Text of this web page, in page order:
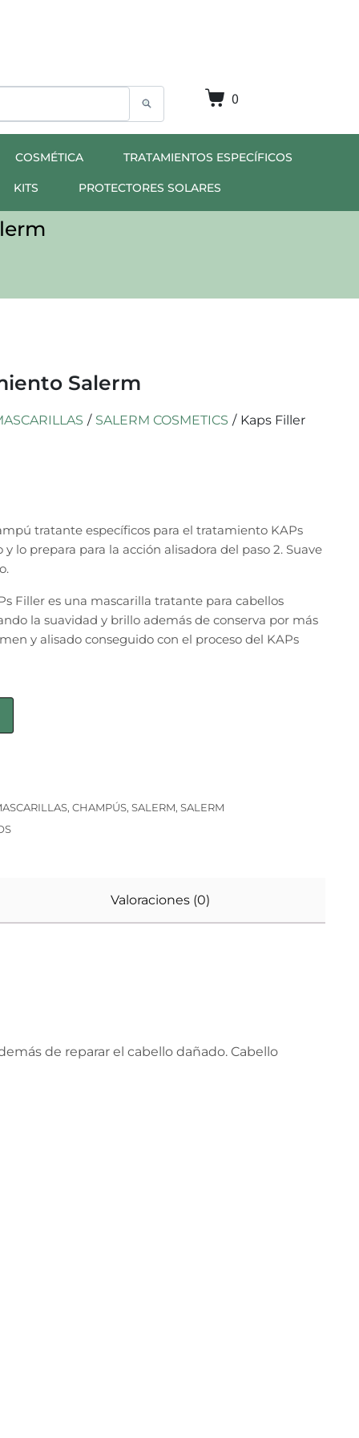
0
COSMÉTICA TRATAMIENTOS ESPECÍFICOS
KITS PROTECTORES SOLARES
Salerm
/ SALERM COSMETICS / Kaps Filler
tratante específicos para el tratamiento KAPs
lo prepara para la acción alisadora del paso 2. Suave
Filler es una mascarilla tratante para cabellos
la suavidad y brillo además de conserva por más
y alisado conseguido con el proceso del KAPs
, CHAMPÚS, SALERM, SALERM
Valoraciones (0)
de reparar el cabello dañado. Cabello